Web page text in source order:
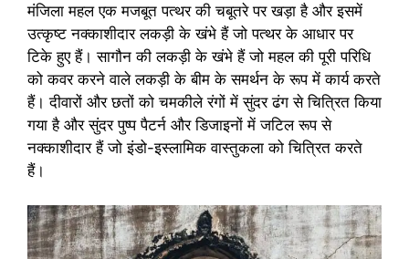
मंजिला महल एक मजबूत पत्थर की चबूतरे पर खड़ा है और इसमें
उत्कृष्ट नक्काशीदार लकड़ी के खंभे हैं जो पत्थर के आधार पर
टिके हुए हैं। सागौन की लकड़ी के खंभे हैं जो महल की पूरी परिधि
को कवर करने वाले लकड़ी के बीम के समर्थन के रूप में कार्य करते
हैं। दीवारों और छतों को चमकीले रंगों में सुंदर ढंग से चित्रित किया
गया है और सुंदर पुष्प पैटर्न और डिजाइनों में जटिल रूप से
नक्काशीदार हैं जो इंडो-इस्लामिक वास्तुकला को चित्रित करते
हैं।